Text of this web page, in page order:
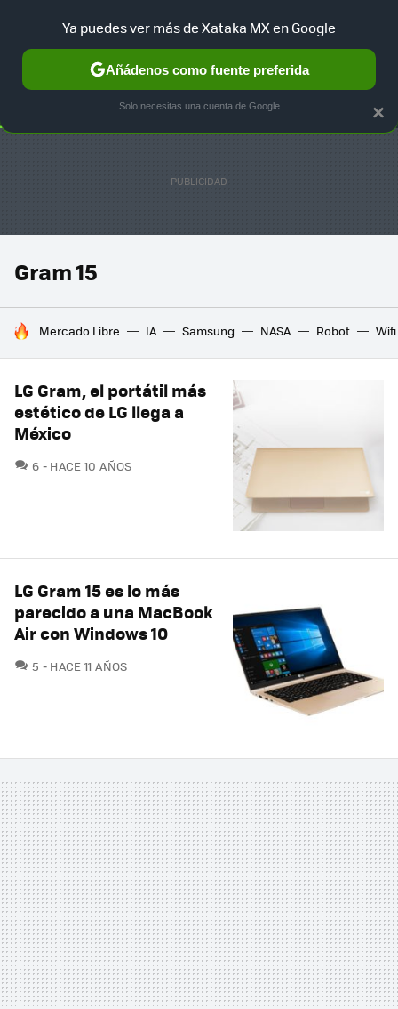
SELECCIÓN GAMING HOME AUTO TERRITORIO
Gram 15
HOY SE HABLA DE
Mercado Libre IA Samsung NASA Robot Wifi
LG Gram, el portátil más
estético de LG llega a
México
6 COMENTARIOS
HACE 10 AÑOS
LG Gram 15 es lo más
parecido a una MacBook
Air con Windows 10
5 COMENTARIOS
HACE 11 AÑOS
×
Ya puedes ver más de Xataka MX en Google
Añádenos como fuente preferida
Solo necesitas una cuenta de Google